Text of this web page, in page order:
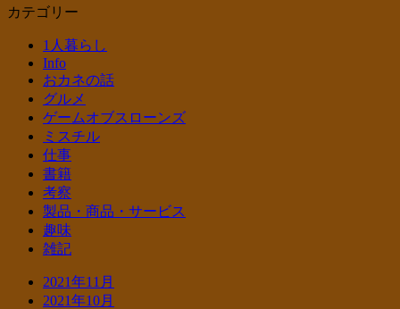
カテゴリー
1人暮らし
Info
おカネの話
グルメ
ゲームオブスローンズ
ミスチル
仕事
書籍
考察
製品・商品・サービス
趣味
雑記
2021年11月
2021年10月